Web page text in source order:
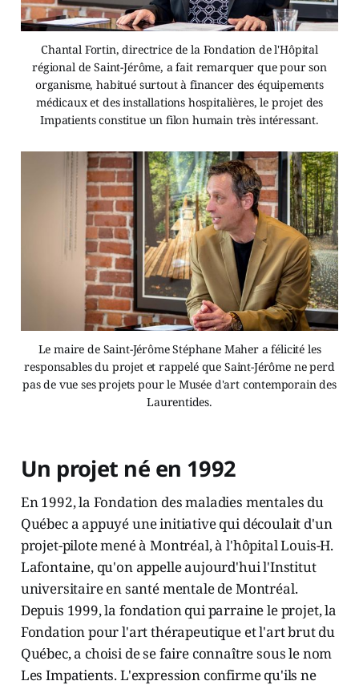
Chantal Fortin, directrice de la Fondation de l'Hôpital
régional de Saint-Jérôme, a fait remarquer que pour son
organisme, habitué surtout à financer des équipements
médicaux et des installations hospitalières, le projet des
Impatients constitue un filon humain très intéressant.
Le maire de Saint-Jérôme Stéphane Maher a félicité les
responsables du projet et rappelé que Saint-Jérôme ne perd
pas de vue ses projets pour le Musée d'art contemporain des
Laurentides.
Un projet né en 1992
En 1992, la Fondation des maladies mentales du
Québec a appuyé une initiative qui découlait d'un
projet-pilote mené à Montréal, à l'hôpital Louis-H.
Lafontaine, qu'on appelle aujourd'hui l'Institut
universitaire en santé mentale de Montréal.
Depuis 1999, la fondation qui parraine le projet, la
Fondation pour l'art thérapeutique et l'art brut du
Québec, a choisi de se faire connaître sous le nom
Les Impatients. L'expression confirme qu'ils ne